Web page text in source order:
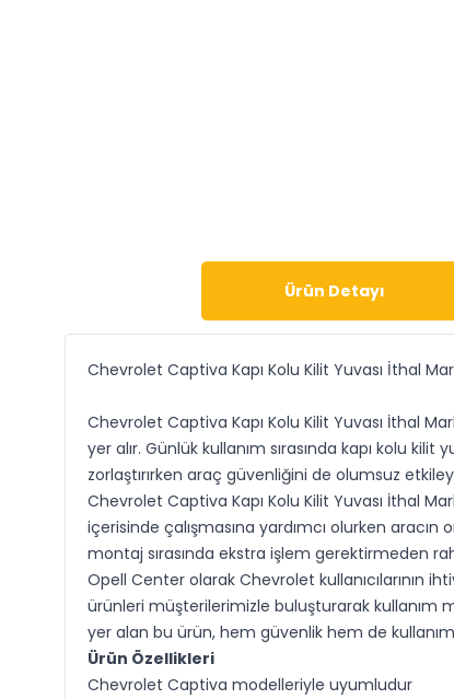
Ürün Detayı
Chevrolet Captiva Kapı Kolu Kilit Yuvası İthal
Chevrolet Captiva Kapı Kolu Kilit Yuvası İthal
yer alır. Günlük kullanım sırasında kapı kolu
zorlaştırırken araç güvenliğini de olumsuz
Chevrolet Captiva Kapı Kolu Kilit Yuvası İthal
içerisinde çalışmasına yardımcı olurken
montaj sırasında ekstra işlem gerektirmeden
Opell Center olarak Chevrolet kullanıcılarının
ürünleri müşterilerimizle buluşturarak kullanım
yer alan bu ürün, hem güvenlik hem de
Ürün Özellikleri
Chevrolet Captiva modelleriyle uyumludur